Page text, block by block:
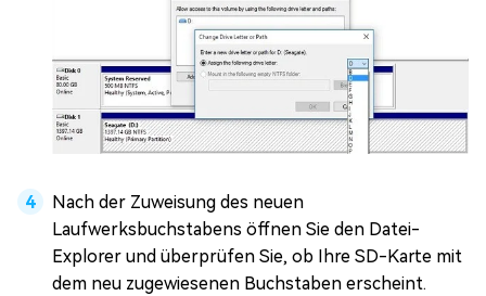
Nach der Zuweisung des neuen
Laufwerksbuchstabens öffnen Sie den Datei-
Explorer und überprüfen Sie, ob Ihre SD-Karte mit
dem neu zugewiesenen Buchstaben erscheint.